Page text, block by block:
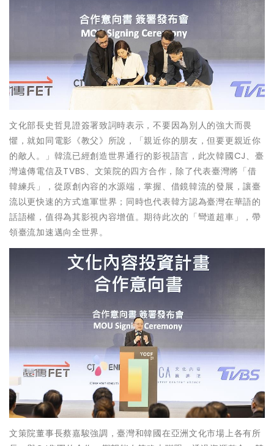
文化部長史哲見證簽署致詞時表示，不要因為別人的強大而畏
懼，就如同電影《教父》所說，「親近你的朋友，但要更親近你
的敵人。」韓流已經創造世界通行的影視語言，此次韓國CJ、臺
灣遠傳電信及TVBS、文策院的四方合作，除了代表臺灣將「借
韓練兵」，從原創內容的水源端，掌握、借鏡韓流的發展，讓臺
流以更快速的方式進軍世界；同時也代表韓方認為臺灣在華語的
話語權，值得為其影視內容增值。期待此次的「彎道超車」，帶
領臺流加速邁向全世界。
文策院董事長蔡嘉駿強調，臺灣和韓國在亞洲文化市場上各有所